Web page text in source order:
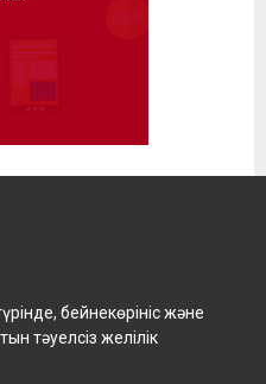
бейнекөрініс және
тәуелсіз желілік